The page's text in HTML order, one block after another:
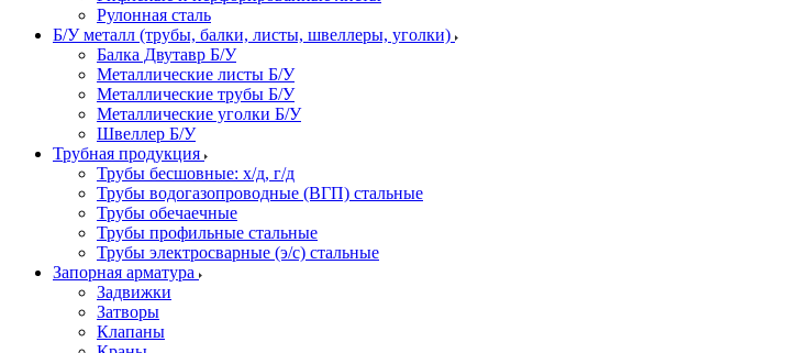
Рулонная сталь
Б/У металл (трубы, балки, листы, швеллеры, уголки)
Балка Двутавр Б/У
Металлические листы Б/У
Металлические трубы Б/У
Металлические уголки Б/У
Швеллер Б/У
Трубная продукция
Трубы бесшовные: х/д, г/д
Трубы водогазопроводные (ВГП) стальные
Трубы обечаечные
Трубы профильные стальные
Трубы электросварные (э/с) стальные
Запорная арматура
Задвижки
Затворы
Клапаны